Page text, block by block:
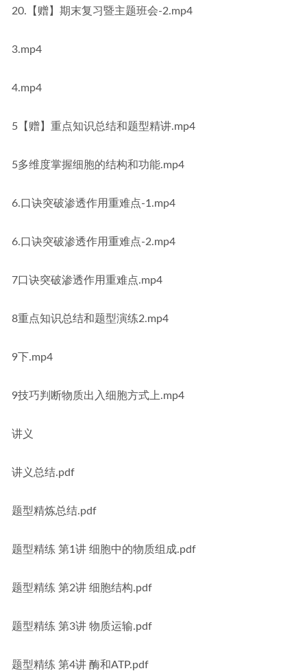
20.【赠】期末复习暨主题班会-2.mp4
3.mp4
4.mp4
5【赠】重点知识总结和题型精讲.mp4
5多维度掌握细胞的结构和功能.mp4
6.口诀突破渗透作用重难点-1.mp4
6.口诀突破渗透作用重难点-2.mp4
7口诀突破渗透作用重难点.mp4
8重点知识总结和题型演练2.mp4
9下.mp4
9技巧判断物质出入细胞方式上.mp4
讲义
讲义总结.pdf
题型精炼总结.pdf
题型精练 第1讲 细胞中的物质组成.pdf
题型精练 第2讲 细胞结构.pdf
题型精练 第3讲 物质运输.pdf
题型精练 第4讲 酶和ATP.pdf